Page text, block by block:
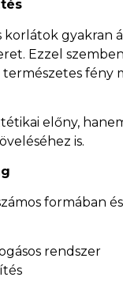
korlátok gyakran
Ezzel
természetes fény
előny,
is.
formában
rendszer